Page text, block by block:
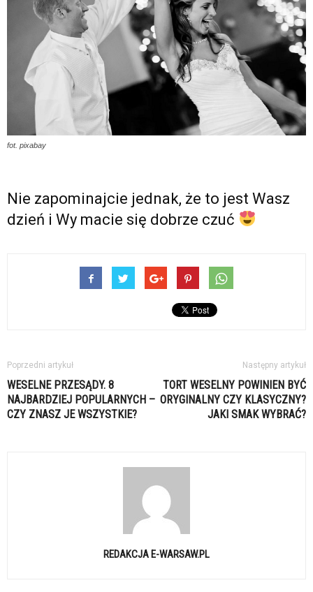
fot. pixabay
Nie zapominajcie jednak, że to jest Wasz
dzień i Wy macie się dobrze czuć
Poprzedni artykuł
WESELNE PRZESĄDY. 8
NAJBARDZIEJ POPULARNYCH –
CZY ZNASZ JE WSZYSTKIE?
Następny artykuł
TORT WESELNY POWINIEN BYĆ
ORYGINALNY CZY KLASYCZNY?
JAKI SMAK WYBRAĆ?
REDAKCJA E-WARSAW.PL